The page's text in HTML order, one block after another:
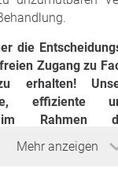
Mehr anzeigen
die
Zugang zu
zu erhalten!
effiziente
im Rahmen